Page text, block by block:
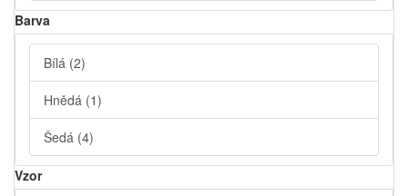
Barva
Bílá (2)
Hnědá (1)
Šedá (4)
Vzor